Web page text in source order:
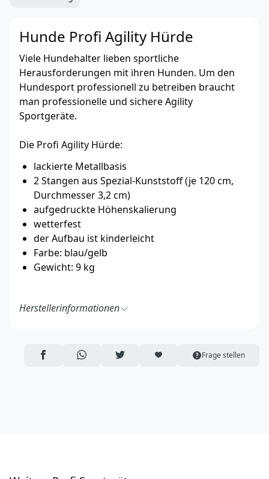
Hunde Profi Agility Hürde
Viele Hundehalter lieben sportliche
Herausforderungen mit ihren Hunden. Um den
Hundesport professionell zu betreiben braucht
man professionelle und sichere Agility
Sportgeräte.
Die Profi Agility Hürde:
lackierte Metallbasis
2 Stangen aus Spezial-Kunststoff (je 120 cm,
Durchmesser 3,2 cm)
aufgedruckte Höhenskalierung
wetterfest
der Aufbau ist kinderleicht
Farbe: blau/gelb
Gewicht: 9 kg
Herstellerinformationen
84416 Inning am Holz
Deutschland
AUF FACEBOOK TEILEN
ÜBER WHATSAPP TEILEN
AUF TWITTER TEILENARTIKEL AUF DIE MERKLISTE
Frage stellen